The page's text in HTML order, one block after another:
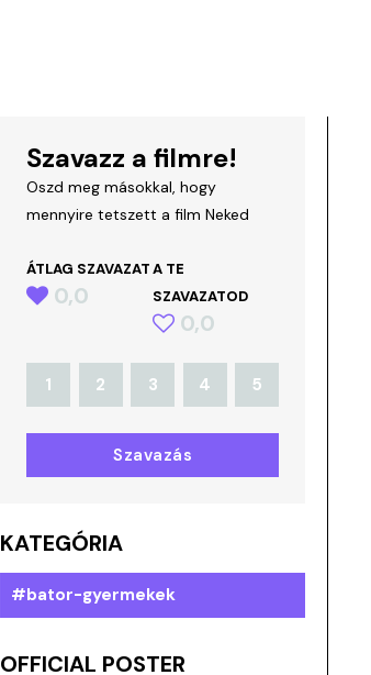
Szavazz a filmre!
Oszd meg másokkal, hogy
mennyire tetszett a film Neked
ÁTLAG SZAVAZAT
0,0
A TE
SZAVAZATOD
0,0
1 2 3 4 5
Szavazás
KATEGÓRIA
#bator-gyermekek
OFFICIAL POSTER